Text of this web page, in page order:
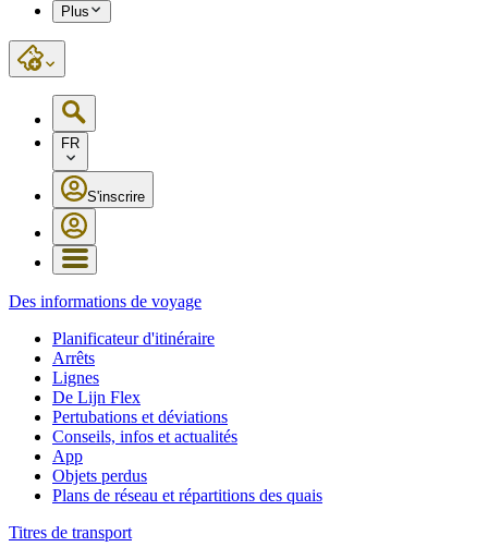
Plus
FR
S'inscrire
Des informations de voyage
Planificateur d'itinéraire
Arrêts
Lignes
De Lijn Flex
Pertubations et déviations
Conseils, infos et actualités
App
Objets perdus
Plans de réseau et répartitions des quais
Titres de transport